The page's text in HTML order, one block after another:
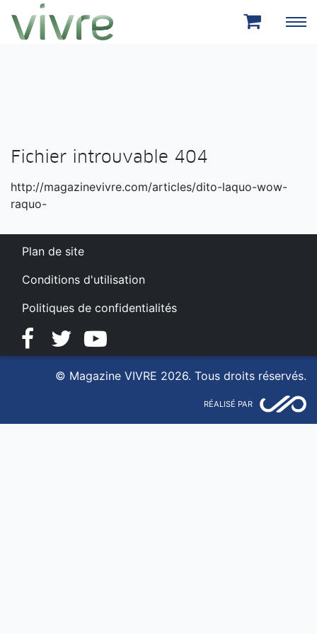
Aller au menu principal
Aller au contenu principal
Fichier introuvable 404
http://magazinevivre.com/articles/dito-laquo-wow-
raquo-
Plan de site
Conditions d'utilisation
Politiques de confidentialités
FacebookTwitterYouTube
© Magazine VIVRE 2026. Tous droits réservés.
RÉALISÉ PAR